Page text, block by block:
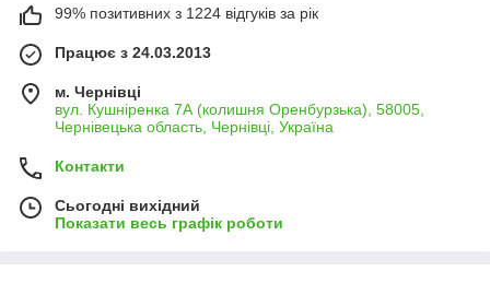
99% позитивних з 1224 відгуків за рік
Працює з 24.03.2013
м. Чернівці
вул. Кушніренка 7А (колишня Оренбурзька), 58005,
Чернівецька область, Чернівці, Україна
Контакти
Сьогодні вихідний
Показати весь графік роботи